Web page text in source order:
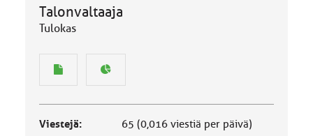
Talonvaltaaja
Tulokas
Viestejä:
65 (0,016 viestiä per päivä)